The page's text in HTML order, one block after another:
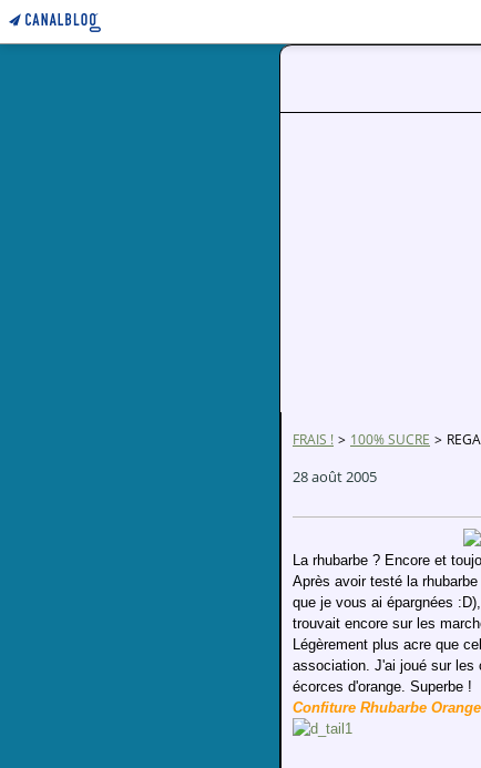
FRAIS ! > 100% SUCRE >
28 août 2005
La rhubarbe ? Encore et
Après avoir testé la
que je vous ai épargnées
trouvait encore sur les
Légèrement plus acre que
association. J'ai joué sur les
écorces d'orange. Superbe !
Confiture Rhubarbe Orange